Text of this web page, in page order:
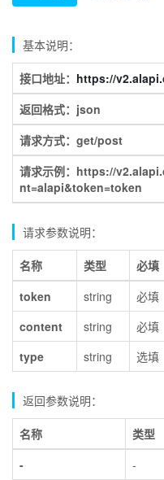
基本说明：
接口地址： https://
返回格式：json
请求方式：get/post
请求示例：https://
nt=alapi&token=token
请求参数说明：
名称 类型 必填
token
string 必填
content
string 必填
type
string 选填
返回参数说明：
名称 类型
-
-